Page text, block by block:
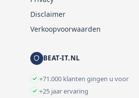
Disclaimer
Verkoopvoorwaarden
BEAT-IT.NL
+71.000 klanten gingen u voor
+25 jaar ervaring